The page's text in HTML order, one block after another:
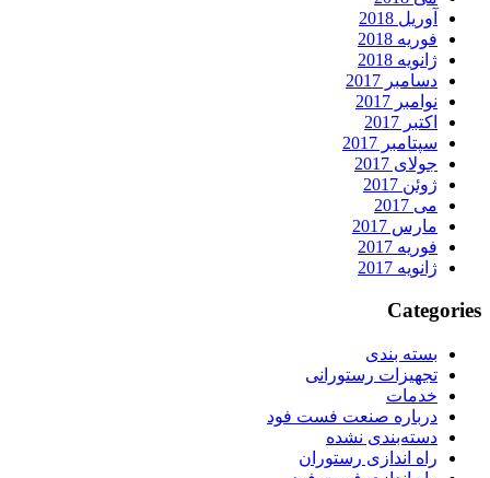
آوریل 2018
فوریه 2018
ژانویه 2018
دسامبر 2017
نوامبر 2017
اکتبر 2017
سپتامبر 2017
جولای 2017
ژوئن 2017
می 2017
مارس 2017
فوریه 2017
ژانویه 2017
بسته بندی
تجهیزات رستورانی
خدمات
درباره صنعت فست فود
دسته‌بندی نشده
راه اندازی رستوران